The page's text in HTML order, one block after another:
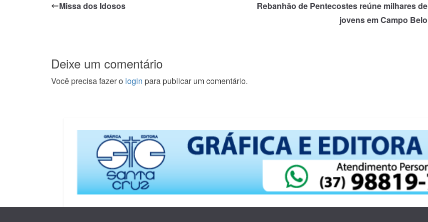
Missa dos Idosos
Rebanhão de Pentecostes reúne milhares de
jovens em Campo Belo
Deixe um comentário
Você precisa fazer o login para publicar um comentário.